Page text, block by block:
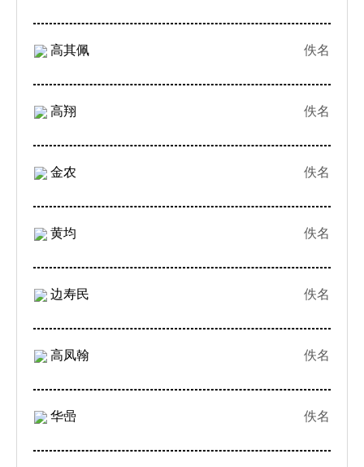
高其佩 佚名
高翔 佚名
金农 佚名
黄均 佚名
边寿民 佚名
高凤翰 佚名
华喦 佚名